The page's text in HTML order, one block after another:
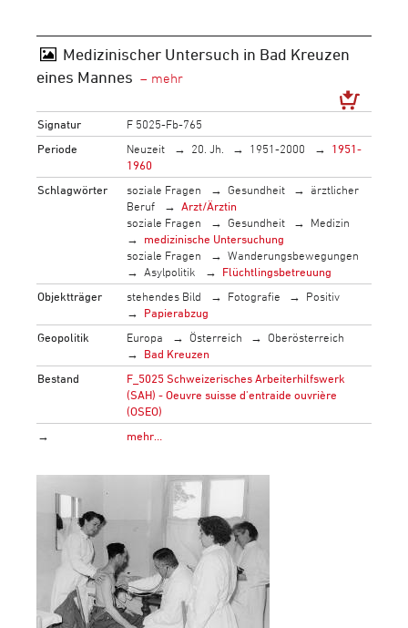
Medizinischer Untersuch in Bad Kreuzen
eines Mannes
Signatur
F 5025-Fb-765
Periode
Neuzeit 20. Jh. 1951-2000
1951-
1960
Schlagwörter
soziale Fragen Gesundheit
ärztlicher
Beruf
Arzt/Ärztin
soziale Fragen
Gesundheit
Medizin
medizinische Untersuchung
soziale Fragen
Wanderungsbewegungen
Asylpolitik
Flüchtlingsbetreuung
Objektträger
stehendes Bild Fotografie
Positiv
Papierabzug
Geopolitik
Europa Österreich
Oberösterreich
Bad Kreuzen
Bestand
F_5025 Schweizerisches Arbeiterhilfswerk
(SAH) - Oeuvre suisse d'entraide ouvrière
(OSEO)
→
mehr…